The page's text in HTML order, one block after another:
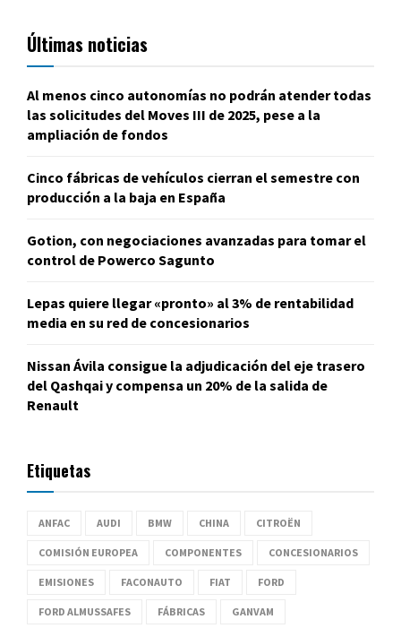
Últimas noticias
Al menos cinco autonomías no podrán atender todas
las solicitudes del Moves III de 2025, pese a la
ampliación de fondos
Cinco fábricas de vehículos cierran el semestre con
producción a la baja en España
Gotion, con negociaciones avanzadas para tomar el
control de Powerco Sagunto
Lepas quiere llegar «pronto» al 3% de rentabilidad
media en su red de concesionarios
Nissan Ávila consigue la adjudicación del eje trasero
del Qashqai y compensa un 20% de la salida de
Renault
Etiquetas
ANFAC AUDI BMW CHINA CITROËN
COMISIÓN EUROPEA COMPONENTES CONCESIONARIOS
EMISIONES FACONAUTO FIAT FORD
FORD ALMUSSAFES FÁBRICAS GANVAM